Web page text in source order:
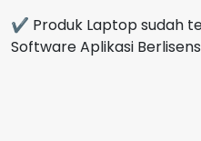
✔ Produk Laptop sudah
Software Aplikasi